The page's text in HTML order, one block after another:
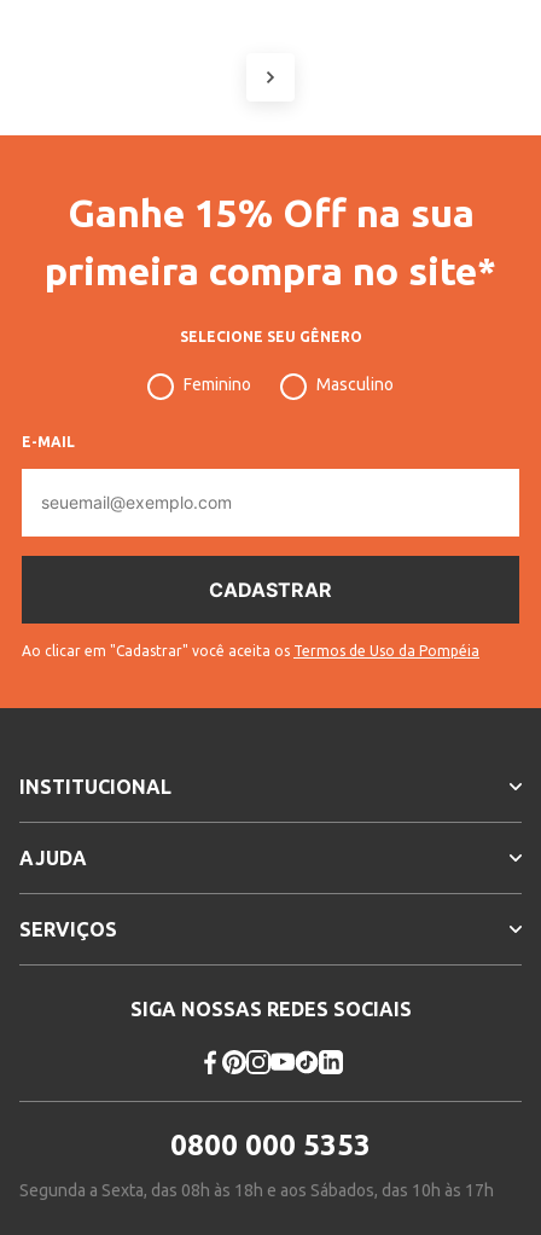
Ganhe 15% Off na sua
primeira compra no site*
SELECIONE SEU GÊNERO
Feminino Masculino
E-MAIL
mail
Ao clicar em "Cadastrar" você aceita os Termos de Uso da Pompéia
INSTITUCIONAL
AJUDA
SERVIÇOS
SIGA NOSSAS REDES SOCIAIS
0800 000 5353
Segunda a Sexta, das 08h às 18h e aos Sábados, das 10h às 17h